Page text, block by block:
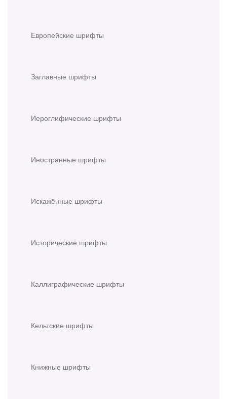
Европейские шрифты
Заглавные шрифты
Иероглифические шрифты
Иностранные шрифты
Искажённые шрифты
Исторические шрифты
Каллиграфические шрифты
Кельтские шрифты
Книжные шрифты